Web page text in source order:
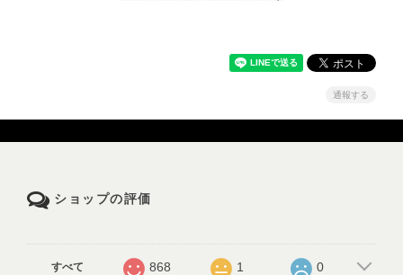
通報する
ショップの評価
すべて 868 1 0